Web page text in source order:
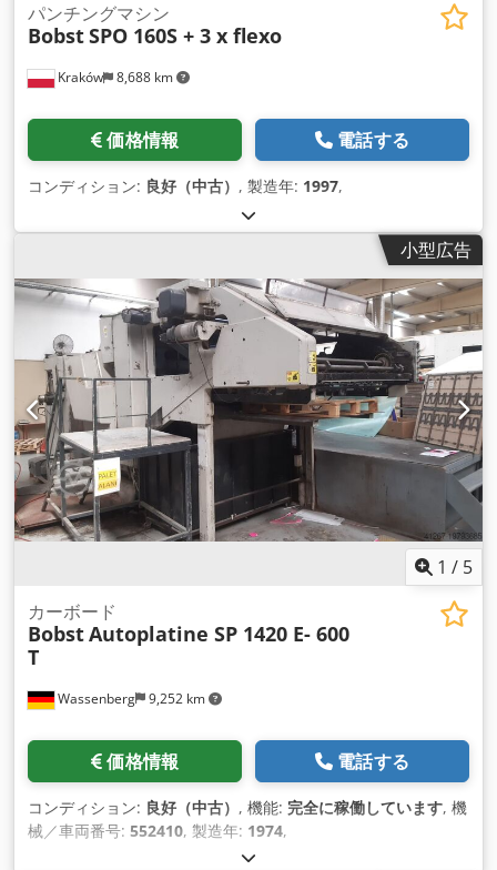
Kraków 8,688 km
パンチングマシン
BobstSPO 160S + 3 x flexo
価格情報 電話する
コンディション: 良好（中古） , 製造年: 1997,
小型広告
1 / 5
Wassenberg 9,252 km
カーボード
BobstAutoplatine SP 1420 E- 600
T
価格情報 電話する
コンディション: 良好（中古） , 機能: 完全に稼働しています, 機
械／車両番号: 552410, 製造年: 1974,